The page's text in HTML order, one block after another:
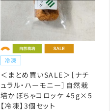
＜まとめ買いSALE＞［ナチ
ュラル・ハーモニー］自然栽
培かぼちゃコロッケ 45g×5
【冷凍】3個セット